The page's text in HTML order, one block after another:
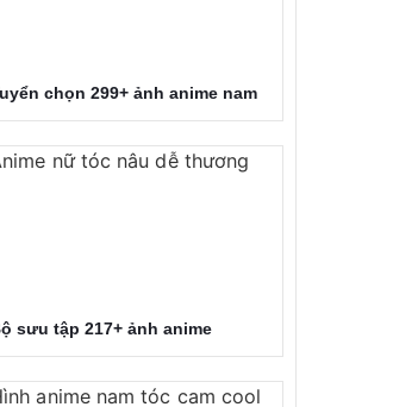
chọn 299+ ảnh anime nam
sưu tập 217+ ảnh anime